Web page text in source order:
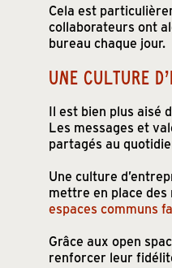
Cela est
collaborateurs ont
bureau chaque jour.
UNE CULTURE
Il est bien plus aisé
Les messages et
partagés au
Une culture
mettre en place
espaces communs
Grâce aux open
renforcer leur